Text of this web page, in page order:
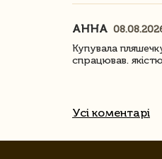
АННА
Купувала
спрацював.
Усі коментарі